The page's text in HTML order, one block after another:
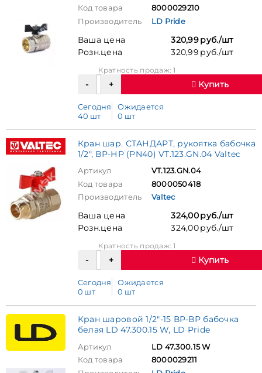
Код товара
8000029210
Производитель
LD Pride
Ваша цена
320,99 руб./шт
Розн.цена
320,99 руб./шт
Кратность продаж: 1
Купить
Сегодня
40 шт
Ожидается
0 шт
Кран шар. СТАНДАРТ, рукоятка бабочка
1/2", ВР-НР (PN40) VT.123.GN.04 Valtec
Артикул
VT.123.GN.04
Код товара
8000050418
Производитель
Valtec
Ваша цена
324,00 руб./шт
Розн.цена
324,00 руб./шт
Кратность продаж: 1
Купить
Сегодня
0 шт
Ожидается
0 шт
Кран шаровой 1/2"-15 ВР-ВР бабочка
белая LD 47.300.15 W, LD Pride
Артикул
LD 47.300.15 W
Код товара
8000029211